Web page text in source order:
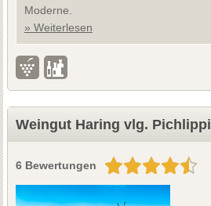
Moderne.
» Weiterlesen
Weingut Haring vlg. Pichlippi
6 Bewertungen